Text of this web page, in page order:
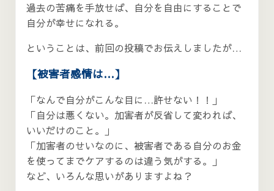
過去の苦痛を手放せば、自分を自由にすることで
自分が幸せになれる。
ということは、前回の投稿でお伝えしましたが…
【被害者感情は…】
「なんで自分がこんな目に…許せない！！」
「自分は悪くない。加害者が反省して変われば、
いいだけのこと。」
「加害者のせいなのに、被害者である自分のお金
を使ってまでケアするのは違う気がする。」
など、いろんな思いがありますよね？